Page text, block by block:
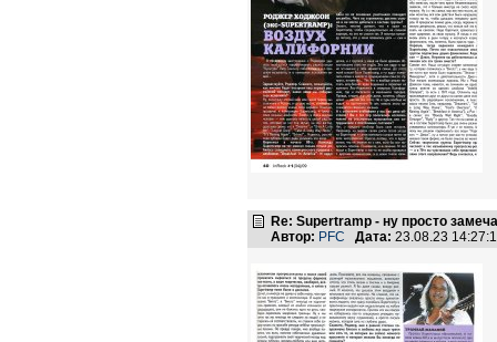
Re: Supertramp - ну просто
Автор: PFC Дата: 23.08.23